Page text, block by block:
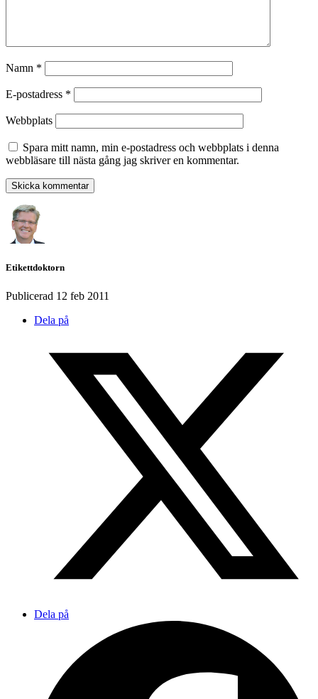
Namn *
E-postadress *
Webbplats
Spara mitt namn, min e-postadress och webbplats i denna
webbläsare till nästa gång jag skriver en kommentar.
Etikettdoktorn
Publicerad 12 feb 2011
Dela på
Dela på